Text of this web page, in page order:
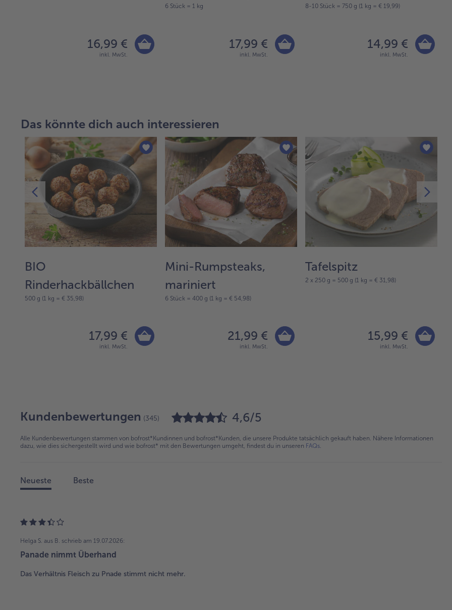
16,99 €
inkl. MwSt.
6 Stück = 1 kg
17,99 €
inkl. MwSt.
8-10 Stück = 750 g (1 kg = € 19,99)
14,99 €
inkl. MwSt.
Das könnte dich auch interessieren
BIO
Rinderhackbällchen
500 g (1 kg = € 35,98)
17,99 €
inkl. MwSt.
Mini-Rumpsteaks,
mariniert
6 Stück = 400 g (1 kg = € 54,98)
21,99 €
inkl. MwSt.
Tafelspitz
2 x 250 g = 500 g (1 kg = € 31,98)
15,99 €
inkl. MwSt.
Kundenbewertungen (345) 4,6/5
Alle Kundenbewertungen stammen von bofrost*Kundinnen und bofrost*Kunden, die unsere Produkte tatsächlich gekauft haben. Nähere Informationen
dazu, wie dies sichergestellt wird und wie bofrost* mit den Bewertungen umgeht, findest du in unseren FAQs.
Neueste Beste
Helga S. aus B. schrieb am 19.07.2026:
Panade nimmt Überhand
Das Verhältnis Fleisch zu Pnade stimmt nicht mehr.